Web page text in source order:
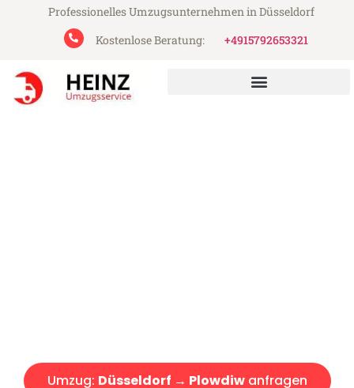
Professionelles Umzugsunternehmen in Düsseldorf
Kostenlose Beratung:
+4915792653321
Umzug: Düsseldorf → Plowdiwanfragen